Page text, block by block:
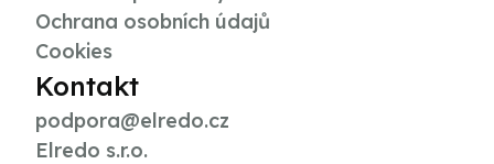
Ochrana osobních údajů
Cookies
Kontakt
podpora@elredo.cz
Elredo s.r.o.